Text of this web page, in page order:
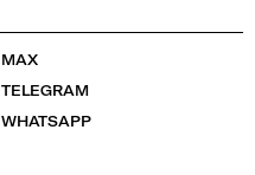
MAX
TELEGRAM
WHATSAPP